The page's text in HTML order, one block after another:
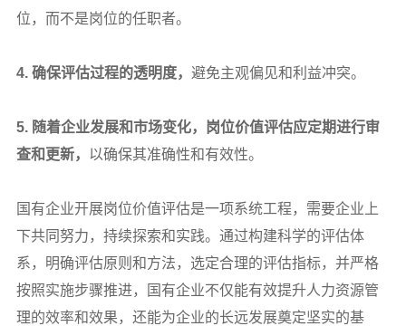
位，而不是岗位的任职者。
4. 确保评估过程的透明度， 避免主观偏见和利益冲突。
5. 随着企业发展和市场变化，岗位价值评估应定期进行审
查和更新， 以确保其准确性和有效性。
国有企业开展岗位价值评估是一项系统工程，需要企业上
下共同努力，持续探索和实践。通过构建科学的评估体
系，明确评估原则和方法，选定合理的评估指标，并严格
按照实施步骤推进，国有企业不仅能有效提升人力资源管
理的效率和效果，还能为企业的长远发展奠定坚实的基